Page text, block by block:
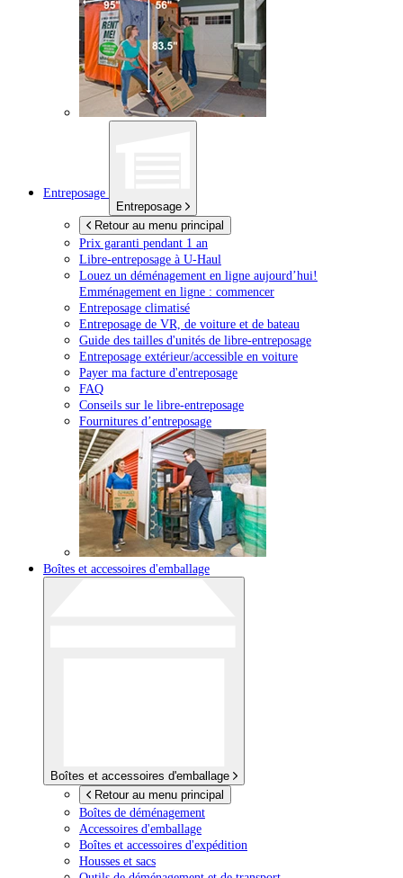
Entreposage
Entreposage
Retour au menu principal
Prix garanti pendant 1 an
Libre-entreposage à U-Haul
Louez un déménagement en ligne aujourd’hui!
Emménagement en ligne : commencer
Entreposage climatisé
Entreposage de VR, de voiture et de bateau
Guide des tailles d'unités de libre-entreposage
Entreposage extérieur/accessible en voiture
Payer ma facture d'entreposage
FAQ
Conseils sur le libre-entreposage
Fournitures d’entreposage
Boîtes et accessoires d'emballage
Boîtes et accessoires d'emballage
Retour au menu principal
Boîtes de déménagement
Accessoires d'emballage
Boîtes et accessoires d'expédition
Housses et sacs